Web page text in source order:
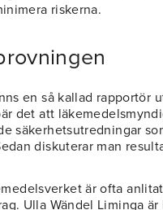
riskerna.
en så kallad rapportör
det att
säkerhetsutredningar
diskuterar man
är ofta
Ulla Wändel Liminga